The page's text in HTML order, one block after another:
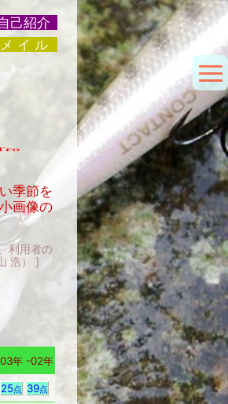
己紹介
メ イ ル
季節を
画像の
利用者の
浩） ]
03年 -02年
25点 39点